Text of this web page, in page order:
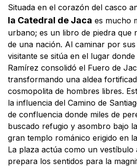
Situada en el corazón del casco
la Catedral de Jaca es mucho
urbano; es un libro de piedra que
de una nación. Al caminar por
visitante se sitúa en el lugar
Ramírez consolidó el Fuero de
transformando una aldea
cosmopolita de hombres libres.
la influencia del Camino de
de confluencia donde miles de
buscado refugio y asombro bajo
gran templo románico erigido en
La plaza actúa como un vestíbulo
prepara los sentidos para la